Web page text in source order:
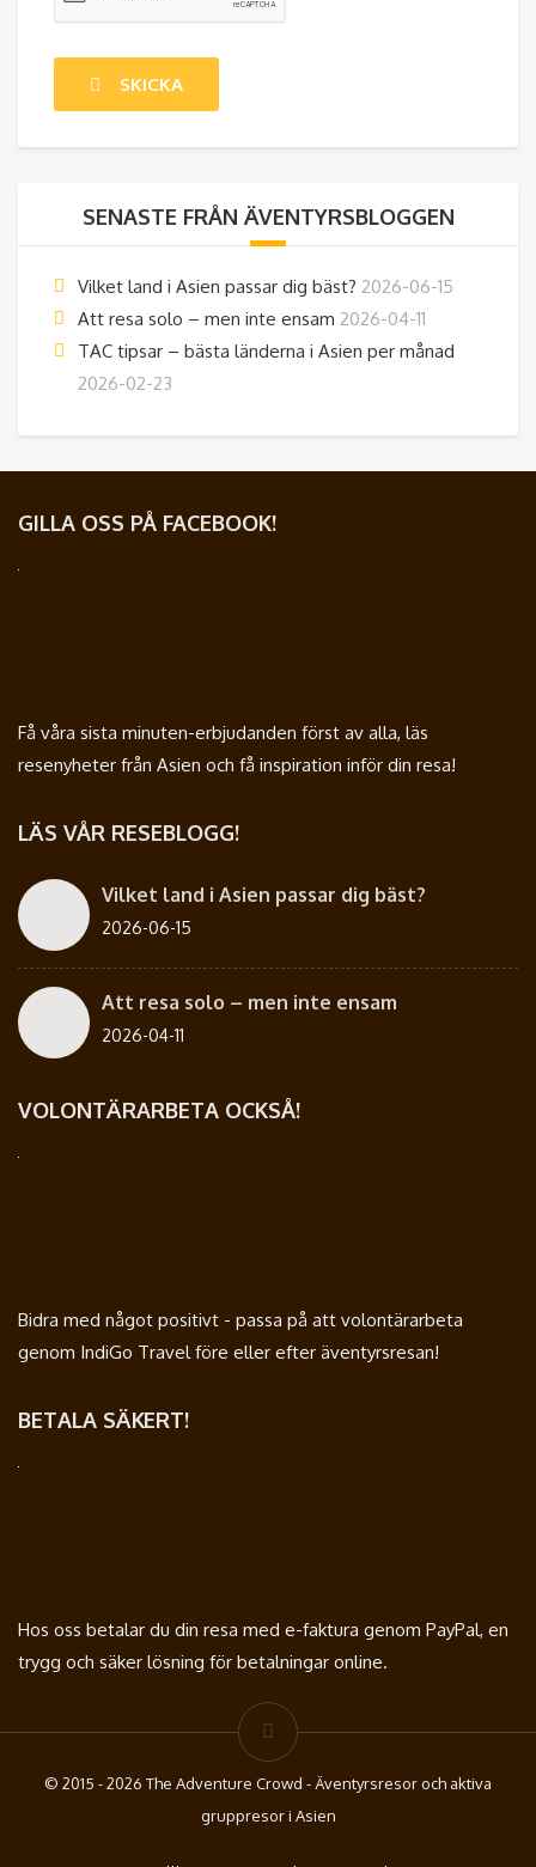
SENASTE FRÅN ÄVENTYRSBLOGGEN
Vilket land i Asien passar dig bäst? 2026-06-15
Att resa solo – men inte ensam 2026-04-11
TAC tipsar – bästa länderna i Asien per månad
2026-02-23
GILLA OSS PÅ FACEBOOK!
Få våra sista minuten-erbjudanden först av alla, läs
resenyheter från Asien och få inspiration inför din resa!
LÄS VÅR RESEBLOGG!
Vilket land i Asien passar dig bäst?
2026-06-15
Att resa solo – men inte ensam
2026-04-11
VOLONTÄRARBETA OCKSÅ!
Bidra med något positivt - passa på att volontärarbeta
genom IndiGo Travel före eller efter äventyrsresan!
BETALA SÄKERT!
Hos oss betalar du din resa med e-faktura genom PayPal, en
trygg och säker lösning för betalningar online.
© 2015 - 2026 The Adventure Crowd - Äventyrsresor och aktiva
gruppresor i Asien